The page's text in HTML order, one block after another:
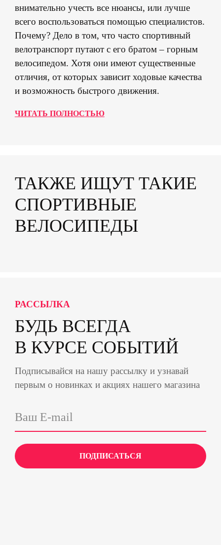
внимательно учесть все нюансы, или лучше
всего воспользоваться помощью специалистов.
Почему? Дело в том, что часто спортивный
велотранспорт путают с его братом – горным
велосипедом. Хотя они имеют существенные
отличия, от которых зависит ходовые качества
и возможность быстрого движения.
ЧИТАТЬ ПОЛНОСТЬЮ
ТАКЖЕ ИЩУТ ТАКИЕ
СПОРТИВНЫЕ
ВЕЛОСИПЕДЫ
РАССЫЛКА
БУДЬ ВСЕГДА
В КУРСЕ СОБЫТИЙ
Подписывайся на нашу рассылку и узнавай
первым о новинках и акциях нашего магазина